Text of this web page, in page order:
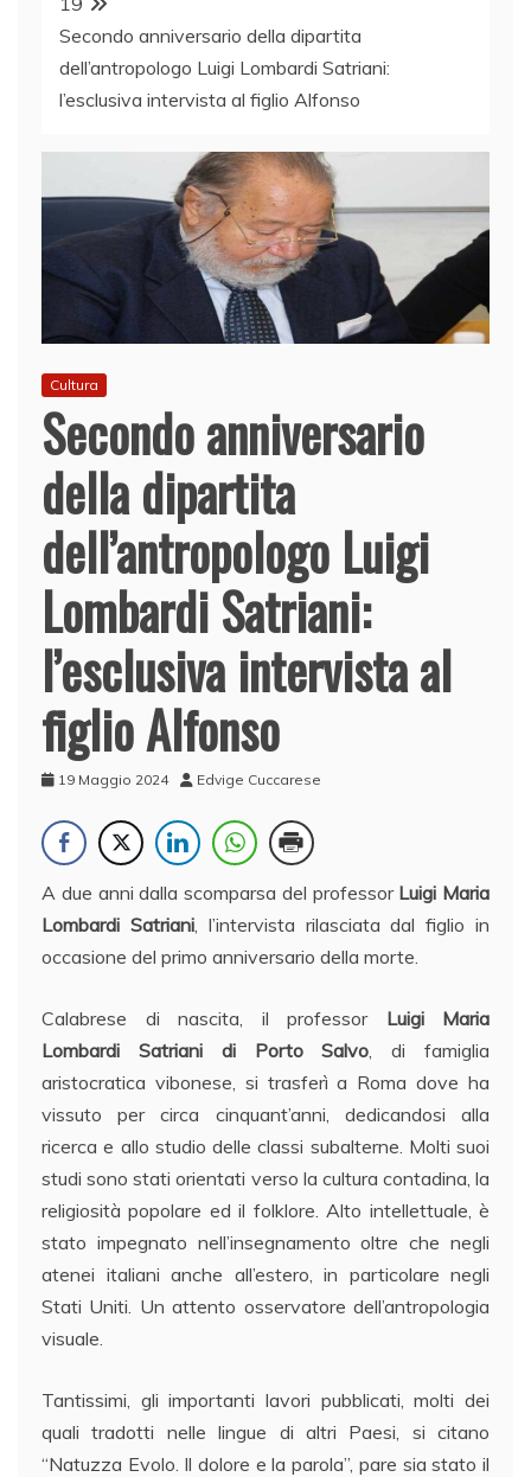
Secondo anniversario della dipartita
dell’antropologo Luigi Lombardi Satriani:
l’esclusiva intervista al figlio Alfonso
Cultura
Secondo anniversario
della dipartita
dell’antropologo Luigi
Lombardi Satriani:
l’esclusiva intervista al
figlio Alfonso
19 Maggio 2024 Edvige Cuccarese
A due anni dalla scomparsa del professor Luigi Maria
Lombardi Satriani, l’intervista rilasciata dal figlio in
occasione del primo anniversario della morte.
Calabrese di nascita, il professorLuigi Maria
Lombardi Satriani di Porto Salvo, di famiglia
aristocratica vibonese, si trasferì a Roma dove ha
vissuto per circa cinquant’anni, dedicandosi alla
ricerca e allo studio delle classi subalterne. Molti suoi
studi sono stati orientati verso la cultura contadina, la
religiosità popolare ed il folklore. Alto intellettuale, è
stato impegnato nell’insegnamento oltre che negli
atenei italiani anche all’estero, in particolare negli
Stati Uniti. Un attento osservatore dell’antropologia
visuale.
Tantissimi, gli importanti lavori pubblicati, molti dei
quali tradotti nelle lingue di altri Paesi, si citano
“Natuzza Evolo. Il dolore e la parola”, pare sia stato il